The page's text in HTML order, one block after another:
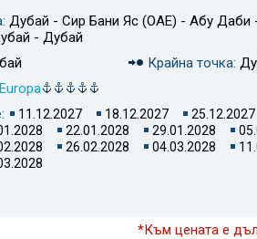
Дубай - Сир Бани Яс (ОАЕ) - Абу Даби
- Дубай
Крайна точка:
11.12.2027 18.12.2027 25.12.2027
22.01.2028 29.01.2028
26.02.2028 04.03.2028
*Към цената е